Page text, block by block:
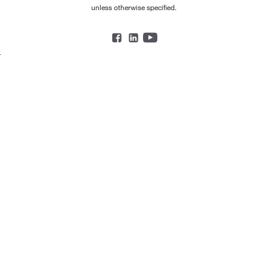
unless otherwise specified.